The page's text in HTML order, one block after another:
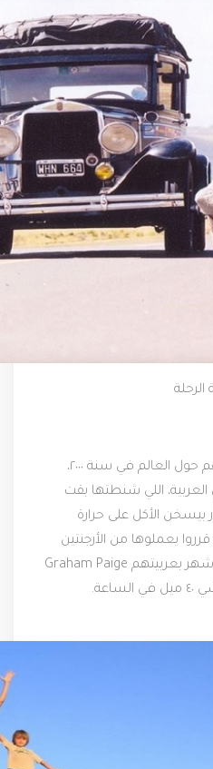
الرحلة
كندلاريا وهيرمان بدؤوا رحلتهم حول العالم في سنة ٢٠٠٠،
اللي شنطتها بقت
بيسخن الأكل على حرارة
يعملوها من الأرجنتين
لألاسكا بعربيتهم قعدت ١٦ شهر بعربيتهم Graham Paige